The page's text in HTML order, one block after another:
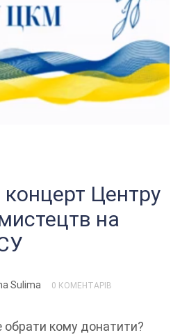
концерт Центру
на
Sulima 0 КОМЕНТАРІВ
кому донатити?